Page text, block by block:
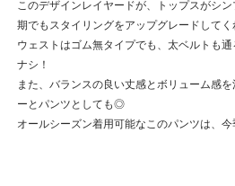
このデザインレイヤードが、トップスがシ
期でもスタイリングをアップグレードして
ウェストはゴム無タイプでも、太ベルトも
ナシ！
また、バランスの良い丈感とボリューム感
ーとパンツとしても◎
オールシーズン着用可能なこのパンツは、今